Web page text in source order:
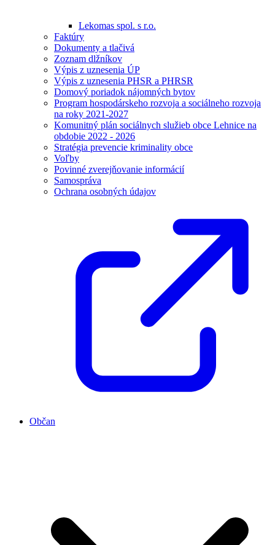
Lekomas spol. s r.o.
Faktúry
Dokumenty a tlačivá
Zoznam dlžníkov
Výpis z uznesenia ÚP
Výpis z uznesenia PHSR a PHRSR
Domový poriadok nájomných bytov
Program hospodárskeho rozvoja a sociálneho rozvoja
na roky 2021-2027
Komunitný plán sociálnych služieb obce Lehnice na
obdobie 2022 - 2026
Stratégia prevencie kriminality obce
Voľby
Povinné zverejňovanie informácií
Samospráva
Ochrana osobných údajov
Občan